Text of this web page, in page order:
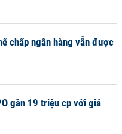
chấp ngân hàng vẫn được
gần 19 triệu cp với giá